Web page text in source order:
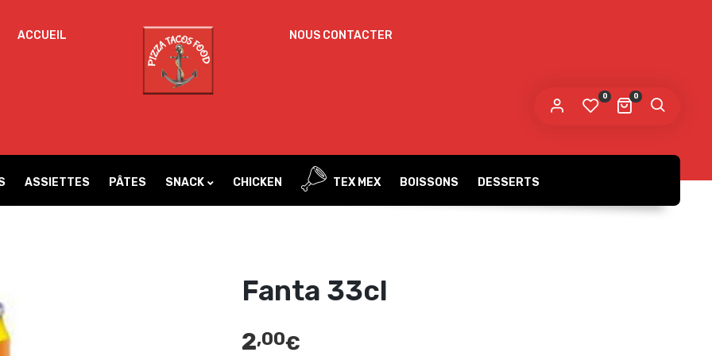
NOUS CONTACTER
ACCUEIL
0
0
IDENTIFICATION
Vos données personnelles seront utilisées pour vous
ASSIETTES PÂTES SNACK CHICKEN TEX MEX BOISSONS DESSERTS
Fanta 33cl
2,00€